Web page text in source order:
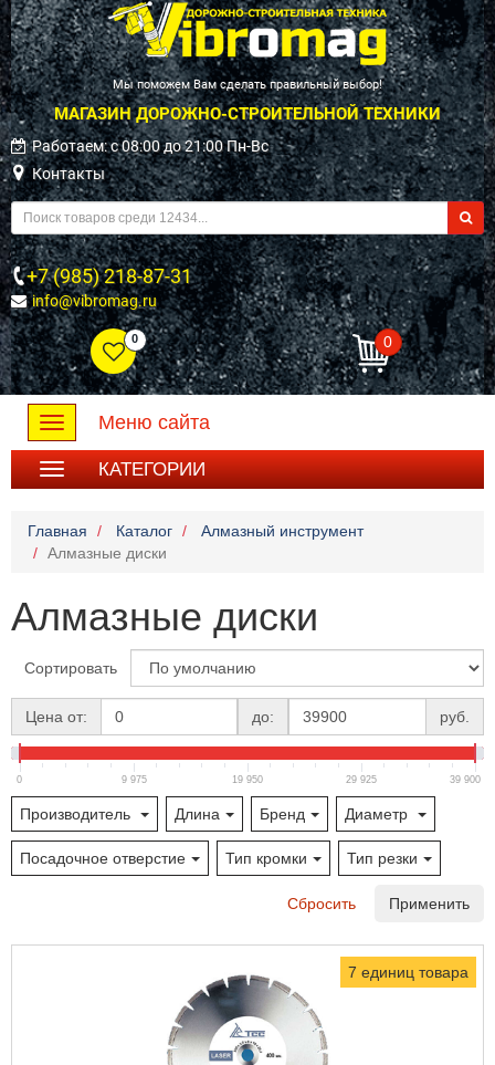
Мы поможем Вам сделать правильный выбор!
МАГАЗИН ДОРОЖНО-СТРОИТЕЛЬНОЙ ТЕХНИКИ
Работаем: c 08:00 до 21:00 Пн-Вс
Контакты
+7 (985) 218-87-31
info@vibromag.ru
0 0
Toggle
navigation
Меню сайта
КАТЕГОРИИ
Главная Каталог
Алмазный инструмент
Алмазные диски
Алмазные диски
Сортировать
Цена от: до: руб.
0 9 975 19 950 29 925 39 900
Производитель Длина Бренд Диаметр
Посадочное отверстие Тип кромки Тип резки
Сбросить Применить
7 единиц товара